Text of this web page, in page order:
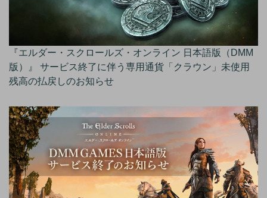
『エルダー・スクロールズ・オンライン 日本語版（DMM
版）』 サービス終了に伴う専用通貨「クラウン」未使用
残高の払戻しのお知らせ